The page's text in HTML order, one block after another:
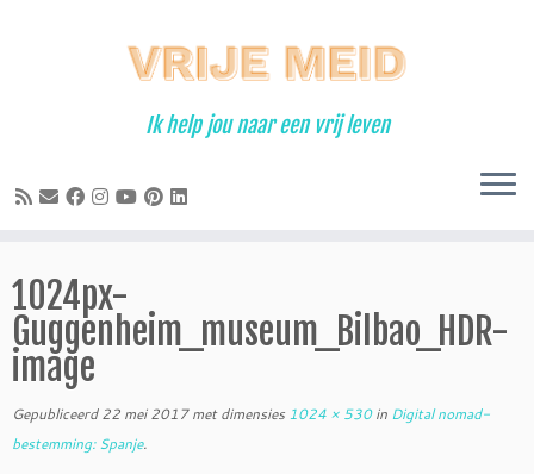
Ik help jou naar een vrij leven
1024px-
Guggenheim_museum_Bilbao_HDR-
image
Gepubliceerd 22 mei 2017met dimensies 1024 × 530in Digital nomad-
bestemming: Spanje.